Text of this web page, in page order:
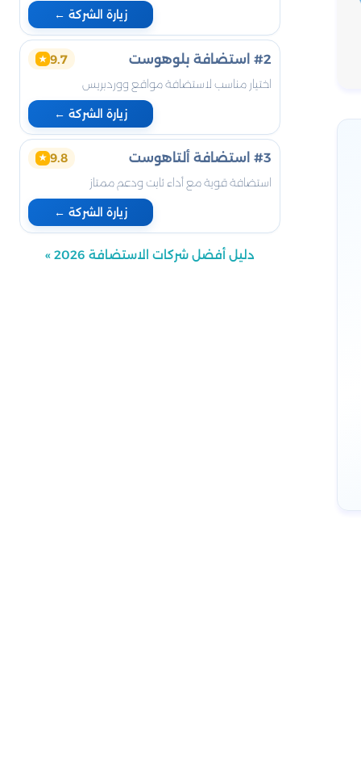
زيارة الشركة ←
#2 استضافة بلوهوست ★ 9.7
اختيار مناسب لاستضافة مواقع ووردبريس
زيارة الشركة ←
#3 استضافة ألتاهوست ★ 9.8
استضافة قوية مع أداء ثابت ودعم ممتاز
زيارة الشركة ←
دليل أفضل شركات الاستضافة 2026 »